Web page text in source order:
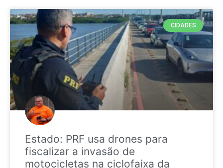
CIDADES
Estado: PRF usa drones para
fiscalizar a invasão de
motocicletas na ciclofaixa da